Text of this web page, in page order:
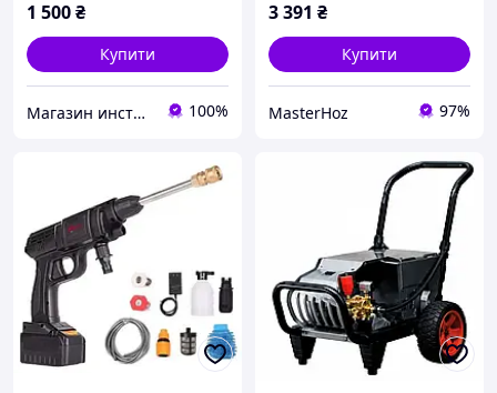
1 500₴
Купити
Магазин инструмента BOX-TOOL 100%
3 391 ₴
Купити
MasterHoz 97%